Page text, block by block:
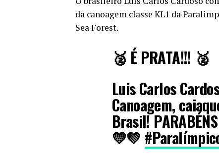
da canoagem classe KL1 da
Sea Forest.
🥈 É PRATA!!! 🥈
Luis Carlos
Canoagem,
Brasil!
💛💚